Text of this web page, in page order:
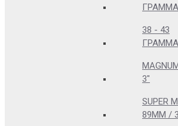
38 - 43
3"
SUPER
89MM /